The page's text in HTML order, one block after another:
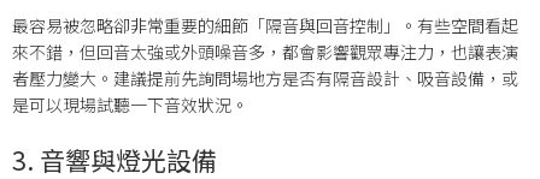
最容易被忽略卻非常重要的細節「隔音與回音控制」。有些空間看起
來不錯，但回音太強或外頭噪音多，都會影響觀眾專注力，也讓表演
者壓力變大。建議提前先詢問場地方是否有隔音設計、吸音設備，或
是可以現場試聽一下音效狀況。
3. 音響與燈光設備